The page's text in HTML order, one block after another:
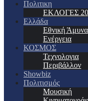
Πολιτικη
ΕΚΛΟΓΕΣ
Ελλάδα
Εθνική Άμυνα
Ενέργεια
ΚΟΣΜΟΣ
Τεχνολογια
Περιβάλλον
Showbiz
Πολιτισμός
Μουσική